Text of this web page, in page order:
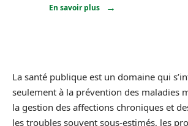
En savoir plus
La santé publique est un domaine qui
seulement à la prévention des maladies
la gestion des affections chroniques et
les troubles souvent sous-estimés, les